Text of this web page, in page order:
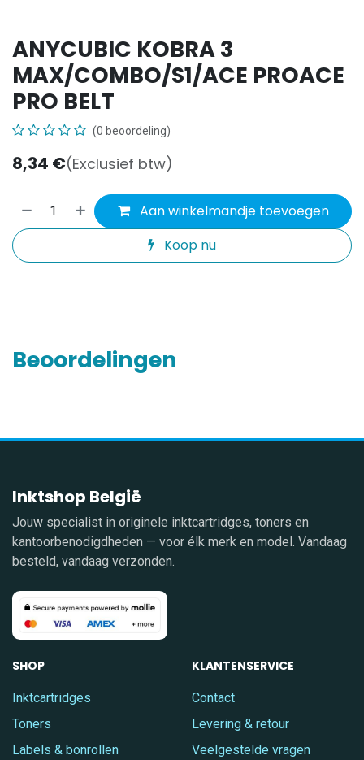
ANYCUBIC KOBRA 3
MAX/COMBO/S1/ACE PROACE
PRO BELT
(0 beoordeling)
8,34 €(Exclusief btw)
Aan winkelmandje toevoegen
Koop nu
Beoordelingen
Inktshop België
Jouw specialist in originele inktcartridges, toners en
kantoorbenodigdheden — voor élk merk en model. Vandaag
besteld, vandaag verzonden.
SHOP
Inktcartridges
Toners
Labels & bonrollen
KLANTENSERVICE
Contact
Levering & retour
Veelgestelde vragen